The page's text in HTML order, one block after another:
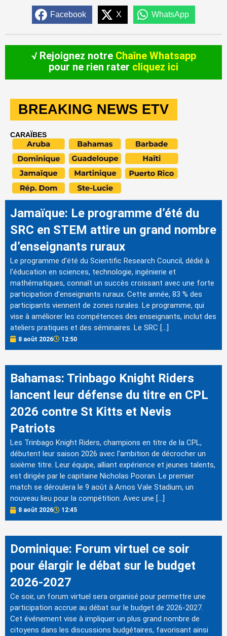
Facebook X WhatsApp
√ Rejoignez notre Chaîne Whatsapp
pour ne rien rater cliquez ici
BREAKING NEWS ETV
CARAÏBES
Jamaïque: Le programme d’été du
SRC en STEM attire un grand nombre
d’enseignants ruraux
Le programme d'été du Scientific Research Council, dédié à
l'éducation en sciences, technologie, ingénierie et
mathématiques, connaît un succès croissant avec une forte
participation d'enseignants ruraux. Cette année, 83 % des
participants viennent de zones rurales. Le programme, qui
vise à améliorer les compétences des enseignants, inclut des
ateliers pratiques et des séminaires. Le SRC […]
8 août 2026 12:50
Bahamas: Trinbago Knight Riders
lancent leur défense du titre en CPL
2026 contre St Kitts et Nevis
Patriots
Les Trinbago Knight Riders, champions en titre de la CPL,
débutent leur saison 2026 avec l'ambition de décrocher un
sixième titre. Leur équipe, alliant expérience et jeunes talents,
est dirigée par le capitaine Nicholas Pooran. Le premier
match se déroulera le 9 août à Arnos Vale Stadium, un
nouveau lieu pour la compétition. Avec une […]
8 août 2026 12:45
Dominique: Forum virtuel ce soir
pour élargir le débat sur le budget
2026-2027
Ce soir, un forum virtuel sera organisé pour permettre une
participation accrue au débat sur le budget de 2026-2027.
Cet événement vise à impliquer un plus grand nombre de
citoyens dans les discussions budgétaires, favorisant ainsi